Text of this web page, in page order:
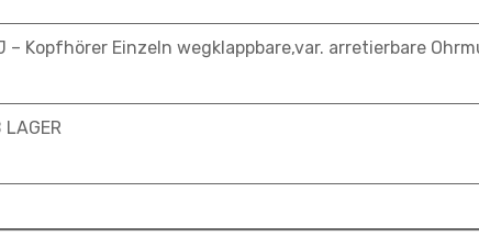
– Kopfhörer Einzeln wegklappbare,var. arretierbare